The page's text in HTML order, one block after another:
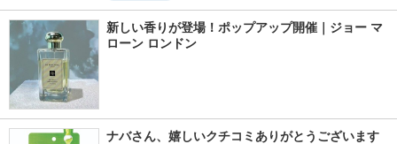
新しい香りが登場！ポップアップ開催｜ジョー マ
ローン ロンドン
ナバさん、嬉しいクチコミありがとうございます